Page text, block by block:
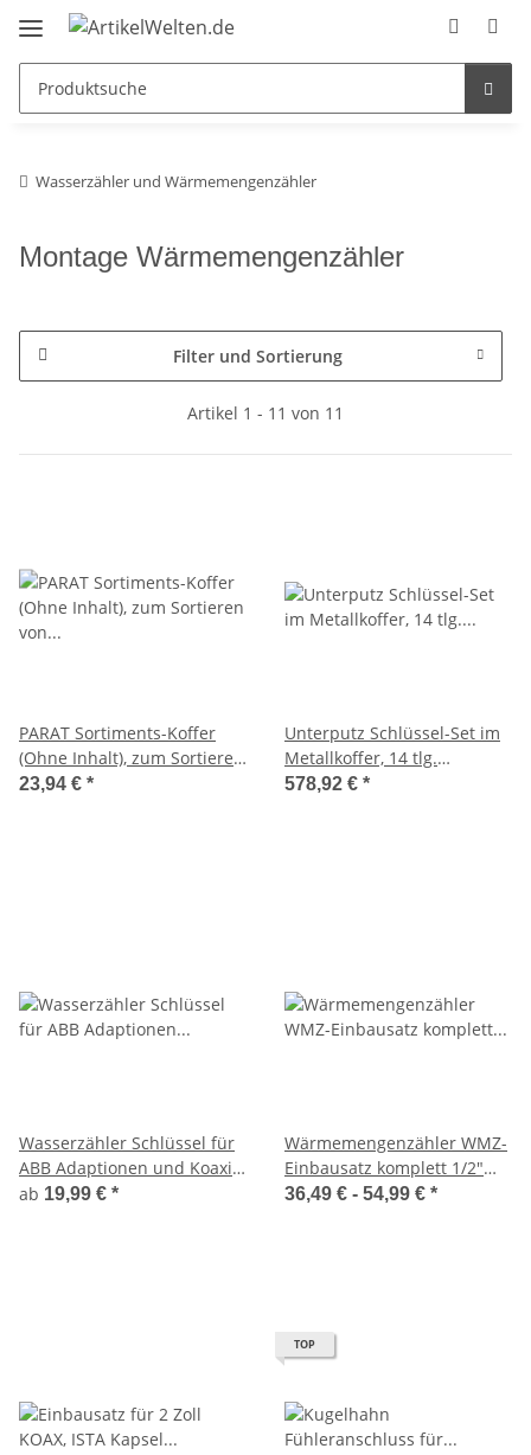
Wasserzähler und Wärmemengenzähler
Montage Wärmemengenzähler
Filter und Sortierung
Artikel 1 - 11 von 11
PARAT Sortiments-Koffer
(Ohne Inhalt), zum Sortieren
von Kleinteilen,
23,94 € *
Unterputz Schlüssel-Set im
Metallkoffer, 14 tlg.
Komplett-Set, Wasserzähler-
578,92 € *
Wasserzähler Schlüssel für
ABB Adaptionen und Koaxial
Systeme, Adapter,
ab 19,99 € *
Wärmemengenzähler WMZ-
Einbausatz komplett 1/2"
Qn0,6 - 1" Qn2,5 inkl.
36,49 € - 54,99 € *
TOP